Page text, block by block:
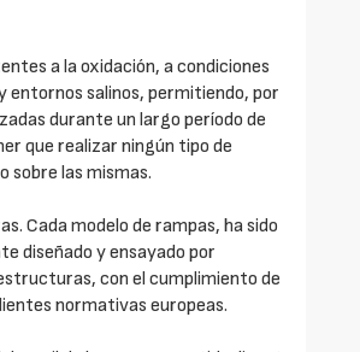
a la oxidación, a condiciones
entornos salinos, permitiendo, por
durante un largo período de
que realizar ningún tipo de
sobre las mismas.
Cada modelo de rampas, ha sido
diseñado y ensayado por
con el cumplimiento de
normativas europeas.